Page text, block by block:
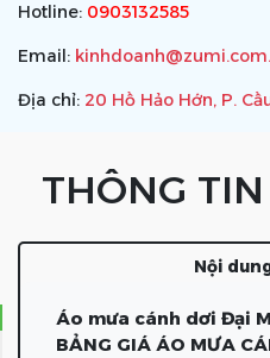
Hotline: 0903132585
Email:
Địa chỉ: 20 Hồ Hảo Hớn, P.
THÔNG
Nội
Áo mưa cánh dơi Đại
BẢNG GIÁ ÁO MƯA